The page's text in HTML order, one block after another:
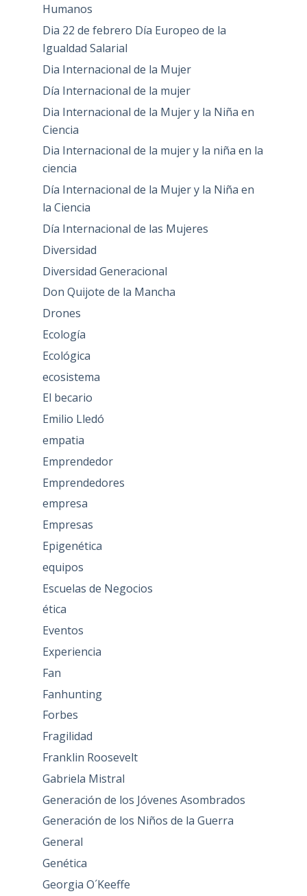
Humanos
Dia 22 de febrero Día Europeo de la
Igualdad Salarial
Dia Internacional de la Mujer
Día Internacional de la mujer
Dia Internacional de la Mujer y la Niña en
Ciencia
Dia Internacional de la mujer y la niña en la
ciencia
Día Internacional de la Mujer y la Niña en
la Ciencia
Día Internacional de las Mujeres
Diversidad
Diversidad Generacional
Don Quijote de la Mancha
Drones
Ecología
Ecológica
ecosistema
El becario
Emilio Lledó
empatia
Emprendedor
Emprendedores
empresa
Empresas
Epigenética
equipos
Escuelas de Negocios
ética
Eventos
Experiencia
Fan
Fanhunting
Forbes
Fragilidad
Franklin Roosevelt
Gabriela Mistral
Generación de los Jóvenes Asombrados
Generación de los Niños de la Guerra
General
Genética
Georgia O´Keeffe